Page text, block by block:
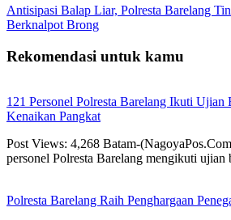
Antisipasi Balap Liar, Polresta Barelang
Berknalpot Brong
Rekomendasi untuk kamu
121 Personel Polresta Barelang Ikuti
Kenaikan Pangkat
Post Views: 4,268 Batam-
personel Polresta Barelang mengikuti
Polresta Barelang Raih Penghargaan